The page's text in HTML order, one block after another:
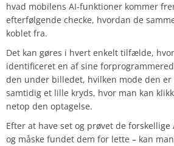
hvad mobilens AI-funktioner kommer
efterfølgende checke, hvordan de
koblet fra.
Det kan gøres i hvert enkelt tilfælde,
identificeret en af sine
den under billedet, hvilken mode den
samtidig et lille kryds, hvor man kan
netop den optagelse.
Efter at have set og prøvet de forskellige
og måske fundet dem for lette – kan